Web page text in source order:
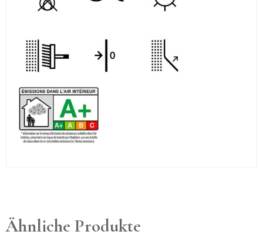
Ähnliche Produkte